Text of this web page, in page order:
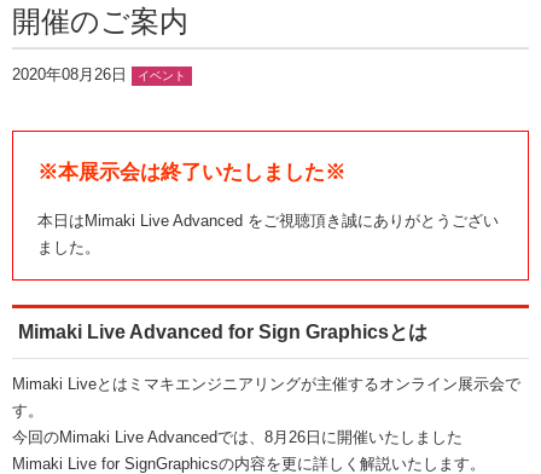
開催のご案内
2020年08月26日 イベント
※本展示会は終了いたしました※
本日はMimaki Live Advanced をご視聴頂き誠にありがとうござい
ました。
Mimaki Live Advanced for Sign Graphicsとは
Mimaki Liveとはミマキエンジニアリングが主催するオンライン展示会で
す。
今回のMimaki Live Advancedでは、8月26日に開催いたしました
Mimaki Live for SignGraphicsの内容を更に詳しく解説いたします。